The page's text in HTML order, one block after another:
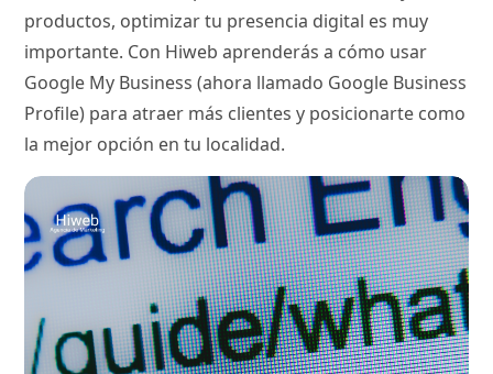
productos, optimizar tu presencia digital es muy
importante. Con Hiweb aprenderás a cómo usar
Google My Business (ahora llamado Google Business
Profile) para atraer más clientes y posicionarte como
la mejor opción en tu localidad.